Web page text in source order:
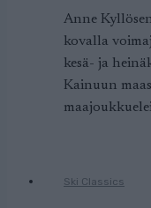
Anne
kovalla
kesä- ja
Kainuun
Ski Classics